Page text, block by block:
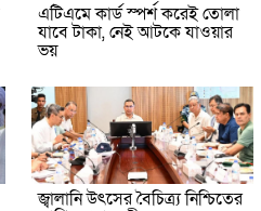
এটিএমে কার্ড স্পর্শ করেই তোলা
যাবে টাকা, নেই আটকে যাওয়ার
ভয়
জ্বালানি উৎসের বৈচিত্র্য নিশ্চিতের